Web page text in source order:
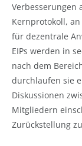
Verbesserungen
Kernprotokoll,
für dezentrale
EIPs werden in
nach dem
durchlaufen sie
Diskussionen
Mitgliedern
Zurückstellung